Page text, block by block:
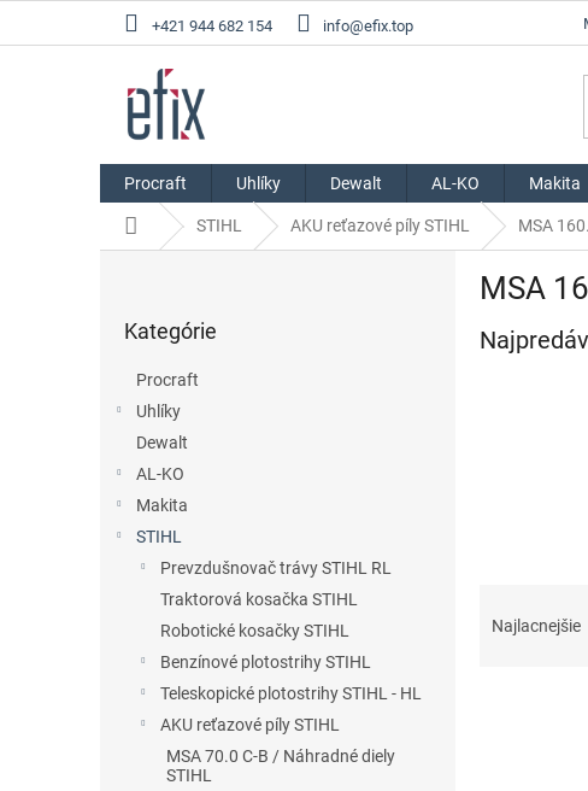
+421 944 682 154 info@efix.top
Procraft Uhlíky Dewalt AL-KO Makita
DomovSTIHL AKU reťazové píly STIHL MSA
kategórie
Kategórie
Procraft
Uhlíky
Dewalt
AL-KO
Makita
STIHL
Prevzdušnovač trávy STIHL RL
Traktorová kosačka STIHL
Robotické kosačky STIHL
Benzínové plotostrihy STIHL
Teleskopické plotostrihy STIHL - HL
AKU reťazové píly STIHL
MSA 70.0 C-B / Náhradné diely
STIHL
MSA
Najlacnejšie